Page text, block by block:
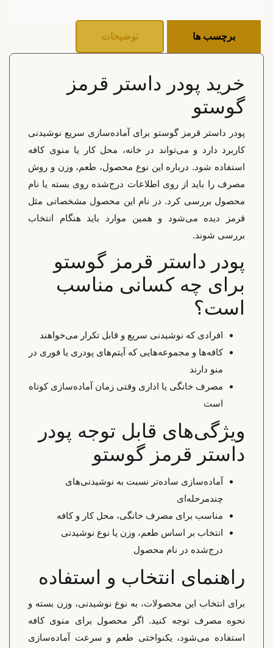
توضیحات برچسب ها
خرید پودر داستر قرمز
گوستو
پودر داستر قرمز گوستو برای آماده‌سازی سریع نوشیدنی
کاربرد دارد و می‌تواند در خانه، محل کار یا منوی کافه
استفاده شود. درباره این نوع محصول، طعم، وزن و روش
مصرف را باید از روی اطلاعات درج‌شده روی بسته یا نام
محصول بررسی کرد. در نام این محصول مشخصاتی مثل
قرمز دیده می‌شود و همین موارد باید هنگام انتخاب
بررسی شوند.
پودر داستر قرمز گوستو
برای چه کسانی مناسب
است؟
افرادی که نوشیدنی سریع و قابل تکرار می‌خواهند
کافه‌ها و مجموعه‌هایی که آیتم‌های پودری یا فوری در
منو دارند
مصرف خانگی یا اداری وقتی زمان آماده‌سازی کوتاه
است
ویژگی‌های قابل توجه پودر
داستر قرمز گوستو
آماده‌سازی ساده‌تر نسبت به نوشیدنی‌های
چندمرحله‌ای
مناسب برای مصرف خانگی، محل کار و کافه
انتخاب بر اساس طعم، وزن یا نوع نوشیدنی
درج‌شده در نام محصول
راهنمای انتخاب و استفاده
برای انتخاب این محصولات، به نوع نوشیدنی، وزن بسته و
نحوه مصرف توجه کنید. اگر محصول برای منوی کافه
استفاده می‌شود، یکنواختی طعم و سرعت آماده‌سازی